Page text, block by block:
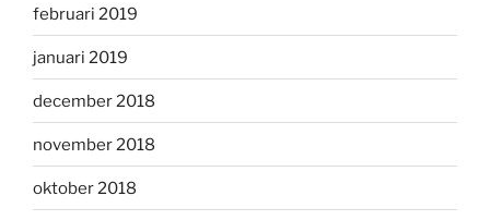
februari 2019
januari 2019
december 2018
november 2018
oktober 2018